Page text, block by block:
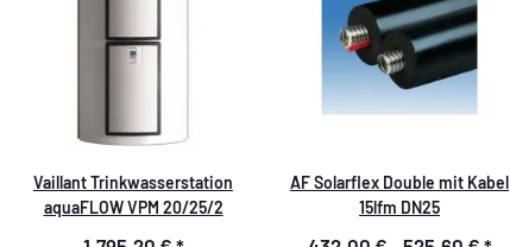
Vaillant Trinkwasserstation
aquaFLOW VPM 20/25/2
AF Solarflex Double mit Kabel
15lfm DN25